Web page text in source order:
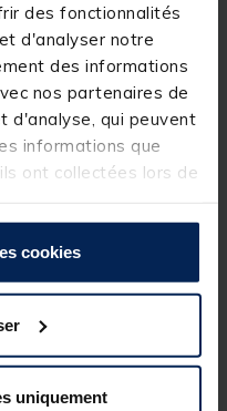
des fonctionnalités
d'analyser notre
des informations
nos partenaires de
d'analyse, qui peuvent
informations que
ont collectées lors de
cookies
uniquement
polyester et Spandex
Design sobre avec
la poitrine. Disponible